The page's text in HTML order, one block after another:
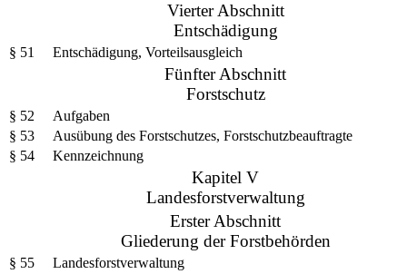
Vierter Abschnitt
Entschädigung
§ 51 Entschädigung, Vorteilsausgleich
Fünfter Abschnitt
Forstschutz
§ 52
Aufgaben
§ 53
Ausübung des Forstschutzes, Forstschutzbeauftragte
§ 54
Kennzeichnung
Kapitel V
Landesforstverwaltung
Erster Abschnitt
Gliederung der Forstbehörden
§ 55
Landesforstverwaltung